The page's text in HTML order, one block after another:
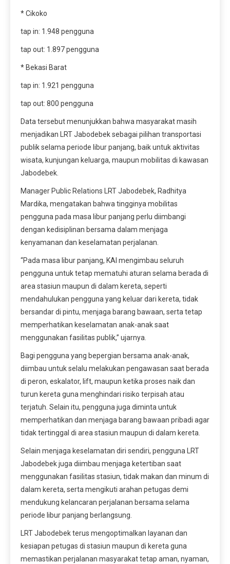
* Cikoko
tap in: 1.948 pengguna
tap out: 1.897 pengguna
* Bekasi Barat
tap in: 1.921 pengguna
tap out: 800 pengguna
Data tersebut menunjukkan bahwa masyarakat masih
menjadikan LRT Jabodebek sebagai pilihan transportasi
publik selama periode libur panjang, baik untuk aktivitas
wisata, kunjungan keluarga, maupun mobilitas di kawasan
Jabodebek.
Manager Public Relations LRT Jabodebek, Radhitya
Mardika, mengatakan bahwa tingginya mobilitas
pengguna pada masa libur panjang perlu diimbangi
dengan kedisiplinan bersama dalam menjaga
kenyamanan dan keselamatan perjalanan.
“Pada masa libur panjang, KAI mengimbau seluruh
pengguna untuk tetap mematuhi aturan selama berada di
area stasiun maupun di dalam kereta, seperti
mendahulukan pengguna yang keluar dari kereta, tidak
bersandar di pintu, menjaga barang bawaan, serta tetap
memperhatikan keselamatan anak-anak saat
menggunakan fasilitas publik,” ujarnya.
Bagi pengguna yang bepergian bersama anak-anak,
diimbau untuk selalu melakukan pengawasan saat berada
di peron, eskalator, lift, maupun ketika proses naik dan
turun kereta guna menghindari risiko terpisah atau
terjatuh. Selain itu, pengguna juga diminta untuk
memperhatikan dan menjaga barang bawaan pribadi agar
tidak tertinggal di area stasiun maupun di dalam kereta.
Selain menjaga keselamatan diri sendiri, pengguna LRT
Jabodebek juga diimbau menjaga ketertiban saat
menggunakan fasilitas stasiun, tidak makan dan minum di
dalam kereta, serta mengikuti arahan petugas demi
mendukung kelancaran perjalanan bersama selama
periode libur panjang berlangsung.
LRT Jabodebek terus mengoptimalkan layanan dan
kesiapan petugas di stasiun maupun di kereta guna
memastikan perjalanan masyarakat tetap aman, nyaman,